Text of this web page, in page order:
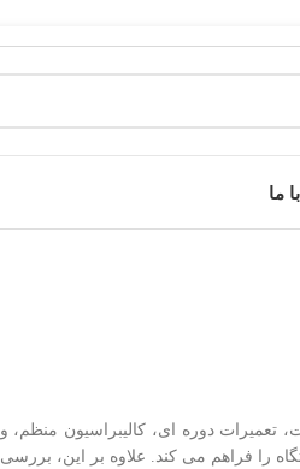
ما
فشار امری حیاتی برای ادامه کارکرد صحیح و دقیق آنهاست. برای افزایش طول عمر این 9تجهیزات، تعمیرات دوره ای، کالیبراسیون منظم، و
را فراهم می کند. علاوه بر این، بررسی